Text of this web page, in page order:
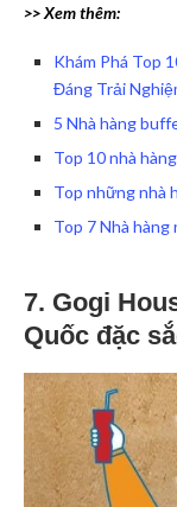
>> Xem thêm:
Khám Phá Top
Đáng Trải
5 Nhà hàng
Top 10 nhà
Top những nhà
Top 7 Nhà
7. Gogi
Quốc đặc